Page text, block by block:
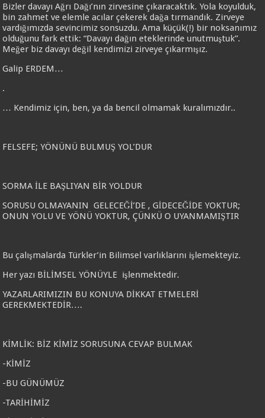
Bizler davayı Ağrı Dağı’nın zirvesine çıkaracaktık. Yola koyulduk,
bin zahmet ve elemle acılar çekerek dağa tırmandık. Zirveye
vardığımızda sevincimiz sonsuzdu. Ama küçük(!) bir noksanımız
olduğunu fark ettik: “Davayı dağın eteklerinde unutmuştuk”.
Meğer biz davayı değil kendimizi zirveye çıkarmışız.
Galip ERDEM…
.
… Kendimiz için, ben, ya da bencil olmamak kuralımızdır..
FELSEFE; YÖNÜNÜ BULMUŞ YOL’DUR
SORMA İLE BAŞLIYAN BİR YOLDUR
SORUSU OLMAYANIN GELECEĞİ’DE , GİDECEĞİDE YOKTUR;
ONUN YOLU VE YÖNÜ YOKTUR, ÇÜNKÜ O UYANMAMIŞTIR
Bu çalışmalarda Türkler’in Bilimsel varlıklarını işlemekteyiz.
Her yazı BİLİMSEL YÖNÜYLE işlenmektedir.
YAZARLARIMIZIN BU KONUYA DİKKAT ETMELERİ
GEREKMEKTEDİR….
KİMLİK: BİZ KİMİZ SORUSUNA CEVAP BULMAK
-KİMİZ
-BU GÜNÜMÜZ
-TARİHİMİZ